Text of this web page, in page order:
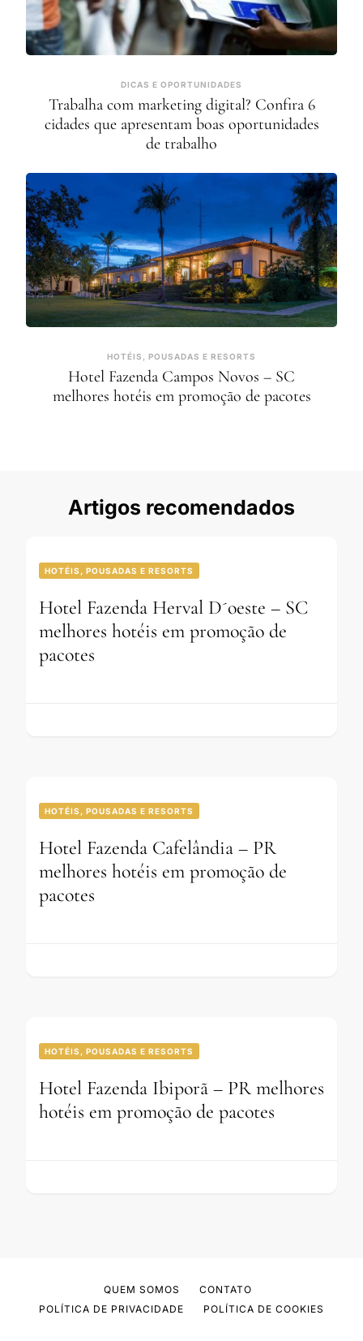
DICAS E OPORTUNIDADES
Trabalha com marketing digital? Confira 6
cidades que apresentam boas oportunidades
de trabalho
HOTÉIS, POUSADAS E RESORTS
Hotel Fazenda Campos Novos – SC
melhores hotéis em promoção de pacotes
Artigos recomendados
HOTÉIS, POUSADAS E RESORTS
Hotel Fazenda Herval D´oeste – SC
melhores hotéis em promoção de
pacotes
HOTÉIS, POUSADAS E RESORTS
Hotel Fazenda Cafelândia – PR
melhores hotéis em promoção de
pacotes
HOTÉIS, POUSADAS E RESORTS
Hotel Fazenda Ibiporã – PR melhores
hotéis em promoção de pacotes
QUEM SOMOS
CONTATO
POLÍTICA DE PRIVACIDADE
POLÍTICA DE COOKIES